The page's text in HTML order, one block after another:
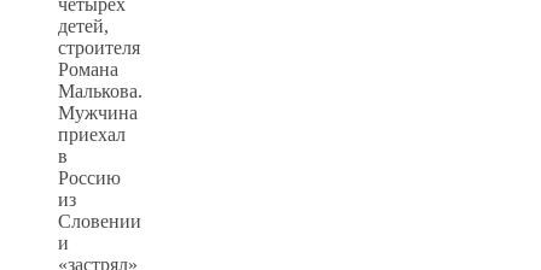
четырех
детей,
строителя
Романа
Малькова.
Мужчина
приехал
в
Россию
из
Словении
и
«застрял»